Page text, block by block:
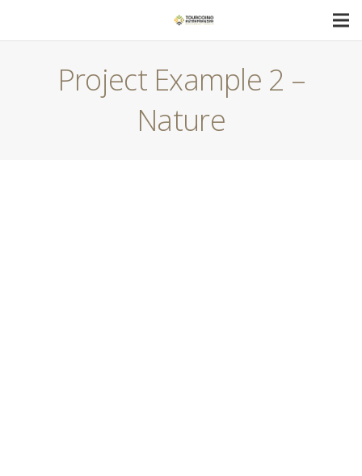
Project Example 2 –
Nature